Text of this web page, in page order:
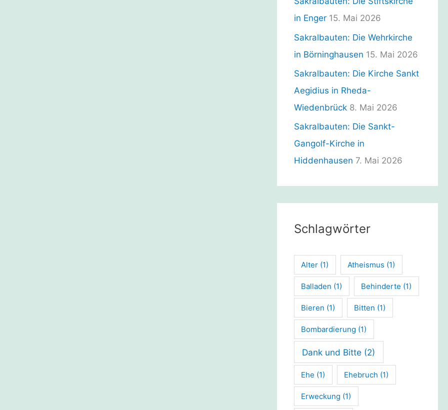
in Enger 15. Mai 2026
Sakralbauten: Die Wehrkirche
in Börninghausen 15. Mai 2026
Sakralbauten: Die Kirche Sankt
Aegidius in Rheda-
Wiedenbrück 8. Mai 2026
Sakralbauten: Die Sankt-
Gangolf-Kirche in
Hiddenhausen 7. Mai 2026
Schlagwörter
Alter (1) Atheismus (1)
Balladen (1) Behinderte (1)
Bieren (1) Bitten (1)
Bombardierung (1)
Dank und Bitte (2)
Ehe (1) Ehebruch (1)
Erweckung (1)